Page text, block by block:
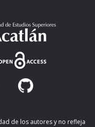
de los autores y no refleja